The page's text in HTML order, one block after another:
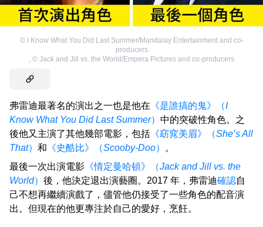
©
I Know What You Did Last Summer/Mandalay Entertainment and co-
producers
, © Jack and Jill vs. the World/Empera Pictures and co-producers
弗雷迪最著名的演出之一也是他在 《是誰搞的鬼》（I
Know What You Did Last Summer） 中的突破性角色。之
後他又主演了其他幾部電影，包括 《窈窕美眉》（She’s All
That） 和 《史酷比》（Scooby-Doo）
。
最後一次出演電影 《情定曼哈頓》（Jack and Jill vs. the
World） 後，他決定退出演藝圈。2017 年，弗雷迪確認自
己不想再繼續演戲了，儘管他仍接受了一些角色的配音演
出。但現在的他更專注於自己的愛好，烹飪。